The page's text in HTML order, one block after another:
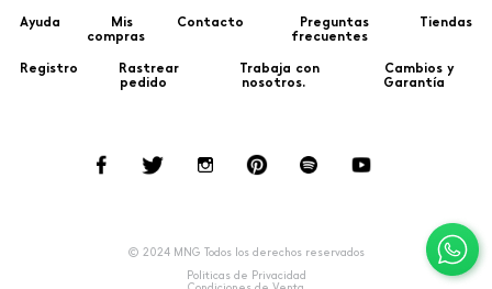
Ayuda
Mis
compras
Contacto
Preguntas
frecuentes
Tiendas
Registro
Rastrear
pedido
Trabaja con
nosotros.
Cambios y
Garantía
© 2024 MNG Todos los derechos reservados
Politicas de Privacidad